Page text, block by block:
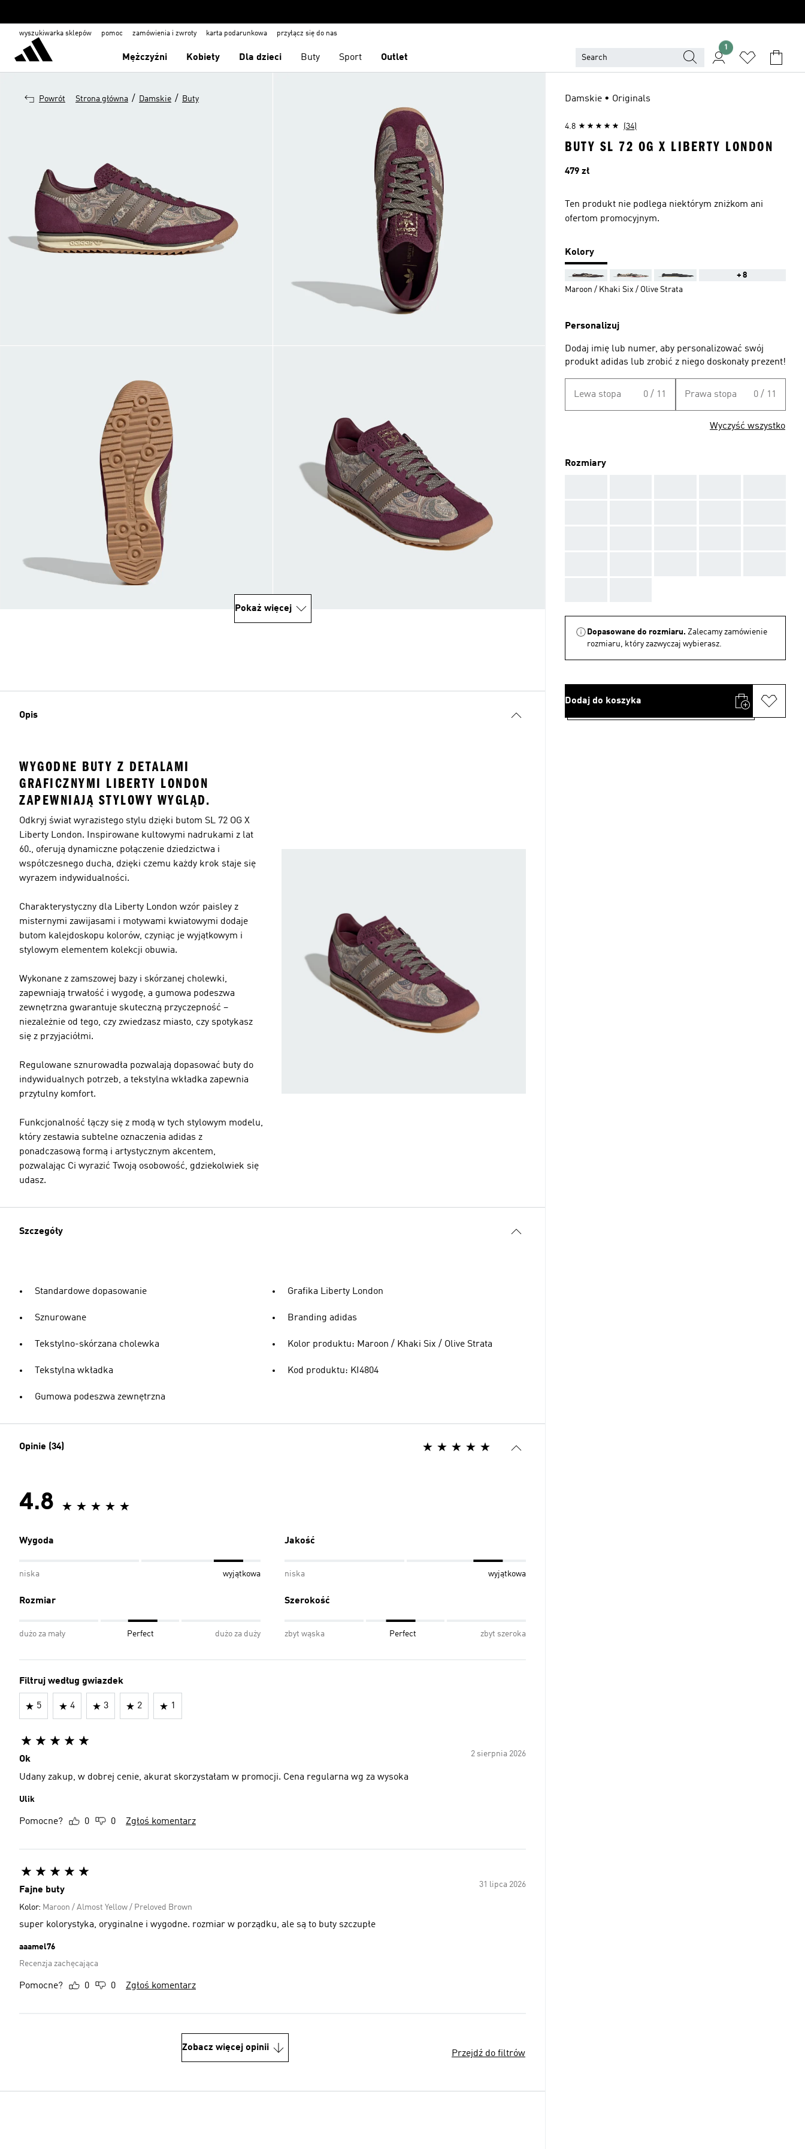
wyszukiwarka sklepów pomoc zamówienia i zwroty karta podarunkowa przyłącz się do nas
Mężczyźni Kobiety Dla dzieci Buty Sport Outlet
1
Powrót Strona główna / Damskie / Buty
Pokaż więcej
Opis
WYGODNE BUTY Z DETALAMI
GRAFICZNYMI LIBERTY LONDON
ZAPEWNIAJĄ STYLOWY WYGLĄD.
Odkryj świat wyrazistego stylu dzięki butom SL 72 OG X
Liberty London. Inspirowane kultowymi nadrukami z lat
60., oferują dynamiczne połączenie dziedzictwa i
współczesnego ducha, dzięki czemu każdy krok staje się
wyrazem indywidualności.
Charakterystyczny dla Liberty London wzór paisley z
misternymi zawijasami i motywami kwiatowymi dodaje
butom kalejdoskopu kolorów, czyniąc je wyjątkowym i
stylowym elementem kolekcji obuwia.
Wykonane z zamszowej bazy i skórzanej cholewki,
zapewniają trwałość i wygodę, a gumowa podeszwa
zewnętrzna gwarantuje skuteczną przyczepność –
niezależnie od tego, czy zwiedzasz miasto, czy spotykasz
się z przyjaciółmi.
Regulowane sznurowadła pozwalają dopasować buty do
indywidualnych potrzeb, a tekstylna wkładka zapewnia
przytulny komfort.
Funkcjonalność łączy się z modą w tych stylowym modelu,
który zestawia subtelne oznaczenia adidas z
ponadczasową formą i artystycznym akcentem,
pozwalając Ci wyrazić Twoją osobowość, gdziekolwiek się
udasz.
Szczegóły
Standardowe dopasowanie
Sznurowane
Tekstylno-skórzana cholewka
Tekstylna wkładka
Gumowa podeszwa zewnętrzna
Grafika Liberty London
Branding adidas
Kolor produktu: Maroon / Khaki Six / Olive Strata
Kod produktu: KI4804
Opinie (34)
4.8
Wygoda
niska wyjątkowa
Jakość
niska wyjątkowa
Rozmiar
dużo za mały Perfect dużo za duży
Szerokość
zbyt wąska Perfect zbyt szeroka
Filtruj według gwiazdek
5 4 3 2 1
2 sierpnia 2026
Ok
Udany zakup, w dobrej cenie, akurat skorzystałam w promocji. Cena regularna wg za wysoka
Ulik
Pomocne? 0 0 Zgłoś komentarz
31 lipca 2026
Fajne buty
Kolor: Maroon / Almost Yellow / Preloved Brown
super kolorystyka, oryginalne i wygodne. rozmiar w porządku, ale są to buty szczupłe
aaamel76
Recenzja zachęcająca
Pomocne? 0 0 Zgłoś komentarz
Zobacz więcej opinii
Przejdź do filtrów
Damskie • Originals
4.8 (34)
BUTY SL 72 OG X LIBERTY LONDON
Cena
479 zł
Ten produkt nie podlega niektórym zniżkom ani
ofertom promocyjnym.
Kolory
+8
Maroon / Khaki Six / Olive Strata
Personalizuj
Dodaj imię lub numer, aby personalizować swój
produkt adidas lub zrobić z niego doskonały prezent!
Lewa stopa 0 / 11 Prawa stopa 0 / 11
Wyczyść wszystko
Rozmiary
Dopasowane do rozmiaru. Zalecamy zamówienie
rozmiaru, który zazwyczaj wybierasz.
Dodaj do koszyka